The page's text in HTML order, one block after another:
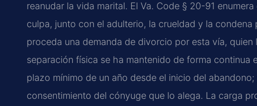
reanudar la vida marital. El Va. Code § 20-91
culpa, junto con el adulterio, la crueldad y la
proceda una demanda de divorcio por esta vía, quien
separación física se ha mantenido de forma continua
plazo mínimo de un año desde el inicio del
consentimiento del cónyuge que lo alega. La carga